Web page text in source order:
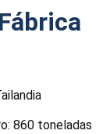
860 toneladas